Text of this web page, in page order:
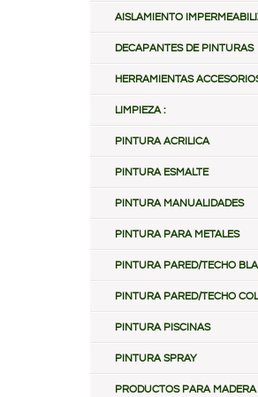
AISLAMIENTO
DECAPANTES DE PINTURAS
HERRAMIENTAS
LIMPIEZA :
PINTURA ACRILICA
PINTURA ESMALTE
PINTURA MANUALIDADES
PINTURA PARA METALES
PINTURA PARED/TECHO
PINTURA PARED/TECHO
PINTURA PISCINAS
PINTURA SPRAY
PRODUCTOS PARA